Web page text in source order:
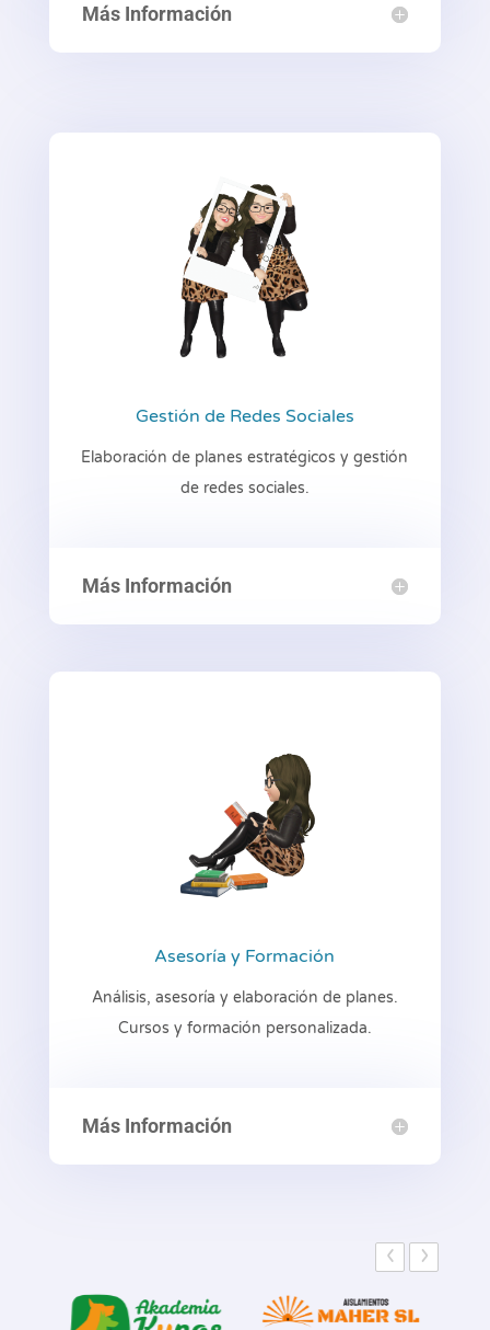
Más Información
Gestión de Redes Sociales
Elaboración de planes estratégicos y gestión
de redes sociales.
Más Información
Asesoría y Formación
Análisis, asesoría y elaboración de planes.
Cursos y formación personalizada.
Más Información
‹ ›